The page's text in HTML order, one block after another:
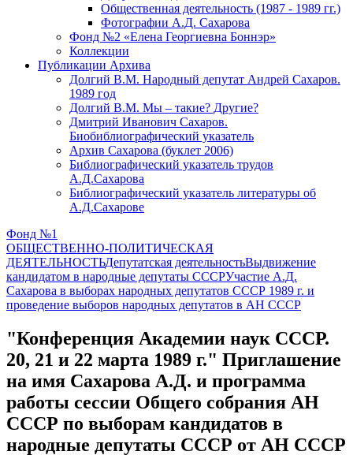
Общественная деятельность (1987 - 1989 гг.)
Фотографии А.Д. Сахарова
Фонд №2 «Елена Георгиевна Боннэр»
Коллекции
Публикации Архива
Долгий В.М. Народный депутат Андрей Сахаров.
1989 год
Долгий В.М. Мы – такие? Другие?
Дмитрий Иванович Сахаров.
Биобиблиографический указатель
Архив Сахарова (буклет 2006)
Библиографический указатель трудов
А.Д.Сахарова
Библиографический указатель литературы об
А.Д.Сахарове
Фонд №1
ОБЩЕСТВЕННО-ПОЛИТИЧЕСКАЯ
ДЕЯТЕЛЬНОСТЬДепутатская деятельностьВыдвижение
кандидатом в народные депутаты СССРУчастие А.Д.
Сахарова в выборах народных депутатов СССР 1989 г. и
проведение выборов народных депутатов в АН СССР
"Конференция Академии наук СССР.
20, 21 и 22 марта 1989 г." Приглашение
на имя Сахарова А.Д. и программа
работы сессии Общего собрания АН
СССР по выборам кандидатов в
народные депутаты СССР от АН СССР